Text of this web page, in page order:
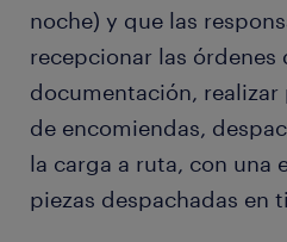
noche) y que las
recepcionar las
documentación,
de encomiendas,
la carga a ruta, con una
piezas despachadas en